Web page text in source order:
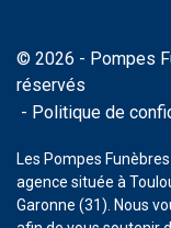
© 2026 - Pompes
réservés
Politique de
Les Pompes
agence située à
Garonne (31). Nous